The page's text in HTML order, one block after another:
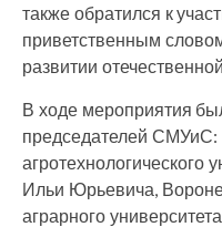
также обратился к
приветственным
развитии
В ходе мероприятия
председателей СМУиС:
агротехнологического
Ильи Юрьевича,
аграрного